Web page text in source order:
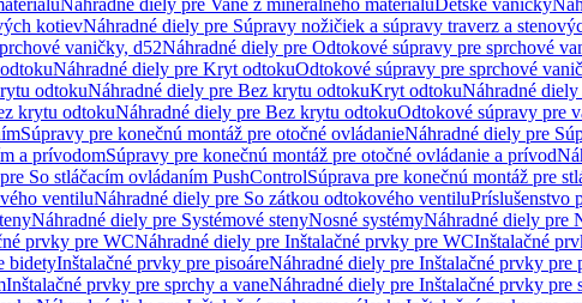
Náhradné diely pre Vane z minerálneho materiáluDetské vaničky
kotievNáhradné diely pre Súpravy nožičiek a súpravy traverz a
vaničky, d52Náhradné diely pre Odtokové súpravy pre sprchové
Náhradné diely pre Kryt odtokuOdtokové súpravy pre sprchové
odtokuNáhradné diely pre Bez krytu odtokuKryt odtokuNáhradné
krytu odtokuNáhradné diely pre Bez krytu odtokuOdtokové súpravy pre
Súpravy pre konečnú montáž pre otočné ovládanieNáhradné diely pre
a prívodomSúpravy pre konečnú montáž pre otočné ovládanie a prívod
So stláčacím ovládaním PushControlSúprava pre konečnú montáž pre
ventiluNáhradné diely pre So zátkou odtokového ventiluPríslušenstvo
Náhradné diely pre Systémové stenyNosné systémyNáhradné diely pre
prvky pre WCNáhradné diely pre Inštalačné prvky pre WCInštalačné
bidetyInštalačné prvky pre pisoáreNáhradné diely pre Inštalačné prvky pre
Inštalačné prvky pre sprchy a vaneNáhradné diely pre Inštalačné prvky pre